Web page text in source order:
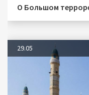
О Большом
29.05